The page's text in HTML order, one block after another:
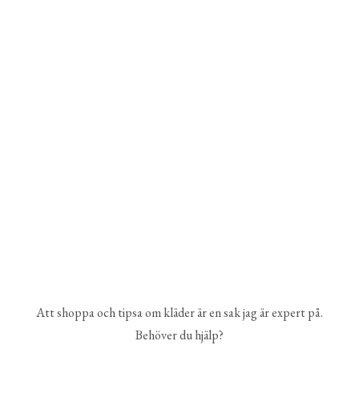
Att shoppa och tipsa om kläder är en sak jag är expert på.
Behöver du hjälp?